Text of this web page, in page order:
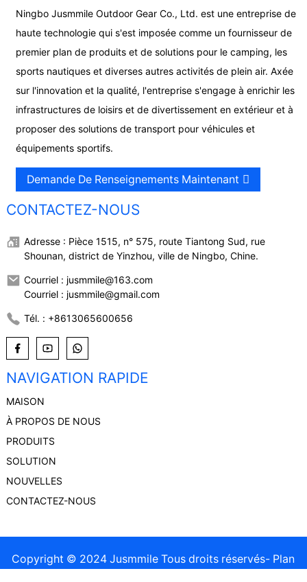
Ningbo Jusmmile Outdoor Gear Co., Ltd. est une entreprise de
haute technologie qui s'est imposée comme un fournisseur de
premier plan de produits et de solutions pour le camping, les
sports nautiques et diverses autres activités de plein air. Axée
sur l'innovation et la qualité, l'entreprise s'engage à enrichir les
infrastructures de loisirs et de divertissement en extérieur et à
proposer des solutions de transport pour véhicules et
équipements sportifs.
Demande De Renseignements Maintenant
CONTACTEZ-NOUS
Adresse : Pièce 1515, n° 575, route Tiantong Sud, rue
Shounan, district de Yinzhou, ville de Ningbo, Chine.
Courriel : jusmmile@163.com
Courriel : jusmmile@gmail.com
Tél. : +8613065600656
NAVIGATION RAPIDE
MAISON
À PROPOS DE NOUS
PRODUITS
SOLUTION
NOUVELLES
CONTACTEZ-NOUS
Copyright © 2024 Jusmmile Tous droits réservés- Plan